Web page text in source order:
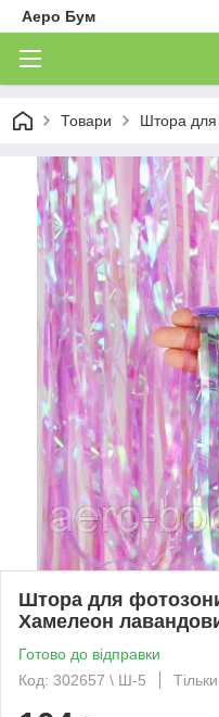
Аеро Бум
Товари Штора
Штора для
Хамелеон
Готово до відправки
Код: 302657 \ Ш-5